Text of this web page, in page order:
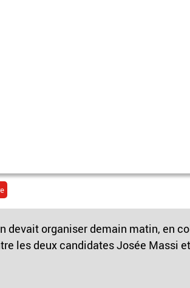
devait organiser demain matin, en
les deux candidates Josée Massi